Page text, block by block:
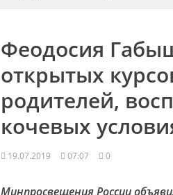
Феодосия
открытых
родителей,
кочевых
19.07.2019 07:07 0
Минпросвещения России